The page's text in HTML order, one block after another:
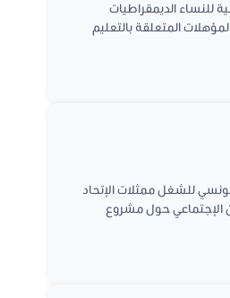
التونسية للنساء الديمقراطيات
العالمية للإعتراف بالمؤهلات المتعلقة بالتعليم
إستماع إلى : ممثل الإتحاد العام التونسي للشغل ممثلات الإتحاد
الإجتماعي حول مشروع